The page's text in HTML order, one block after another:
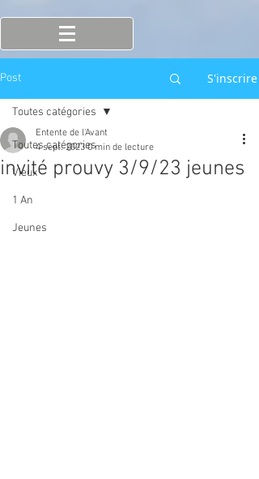
Post S'inscrire
Toutes catégories
Vieux
1 An
Jeunes
Toutes catégories
invité prouvy 3/9/23 jeunes
Entente de l'Avant
4 sept. 2023 0 min de lecture